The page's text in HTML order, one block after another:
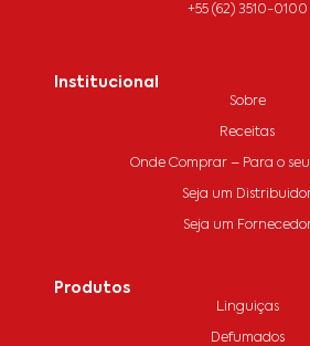
+55 (62) 3510-0100
Institucional
Sobre
Receitas
Onde Comprar – Para o
Seja um
Seja um
Produtos
Linguiças
Defumados